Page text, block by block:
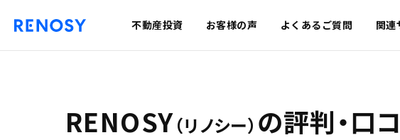
不動産投資 お客様の声 よくあるご質問 関連
RENOSY（リノシー） の評判・口